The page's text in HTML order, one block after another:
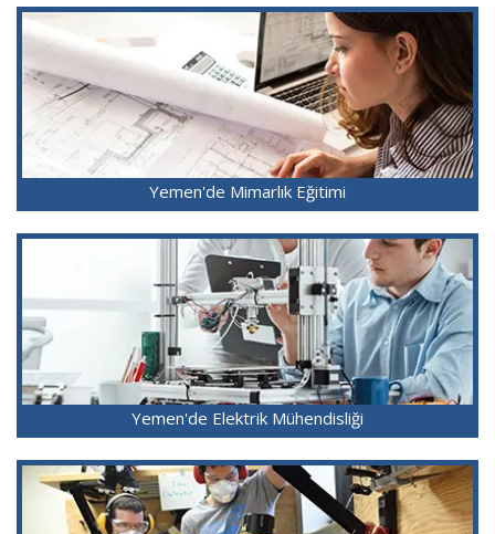
Yemen'de Mimarlık Eğitimi
Yemen'de Elektrik Mühendisliği